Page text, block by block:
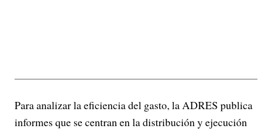
Para analizar la eficiencia del gasto, la ADRES publica
informes que se centran en la distribución y ejecución